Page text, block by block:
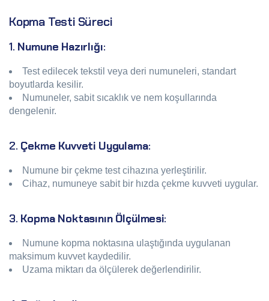
Kopma Testi Süreci
1. Numune Hazırlığı:
Test edilecek tekstil veya deri numuneleri, standart
boyutlarda kesilir.
Numuneler, sabit sıcaklık ve nem koşullarında
dengelenir.
2. Çekme Kuvveti Uygulama:
Numune bir çekme test cihazına yerleştirilir.
Cihaz, numuneye sabit bir hızda çekme kuvveti uygular.
3. Kopma Noktasının Ölçülmesi:
Numune kopma noktasına ulaştığında uygulanan
maksimum kuvvet kaydedilir.
Uzama miktarı da ölçülerek değerlendirilir.